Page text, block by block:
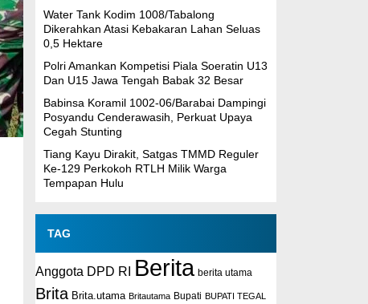
Water Tank Kodim 1008/Tabalong
Dikerahkan Atasi Kebakaran Lahan Seluas
0,5 Hektare
Polri Amankan Kompetisi Piala Soeratin U13
Dan U15 Jawa Tengah Babak 32 Besar
Babinsa Koramil 1002-06/Barabai Dampingi
Posyandu Cenderawasih, Perkuat Upaya
Cegah Stunting
Tiang Kayu Dirakit, Satgas TMMD Reguler
Ke-129 Perkokoh RTLH Milik Warga
Tempapan Hulu
TAG
Anggota DPD RI Berita berita utama
Brita Brita.utama Britautama Bupati BUPATI TEGAL